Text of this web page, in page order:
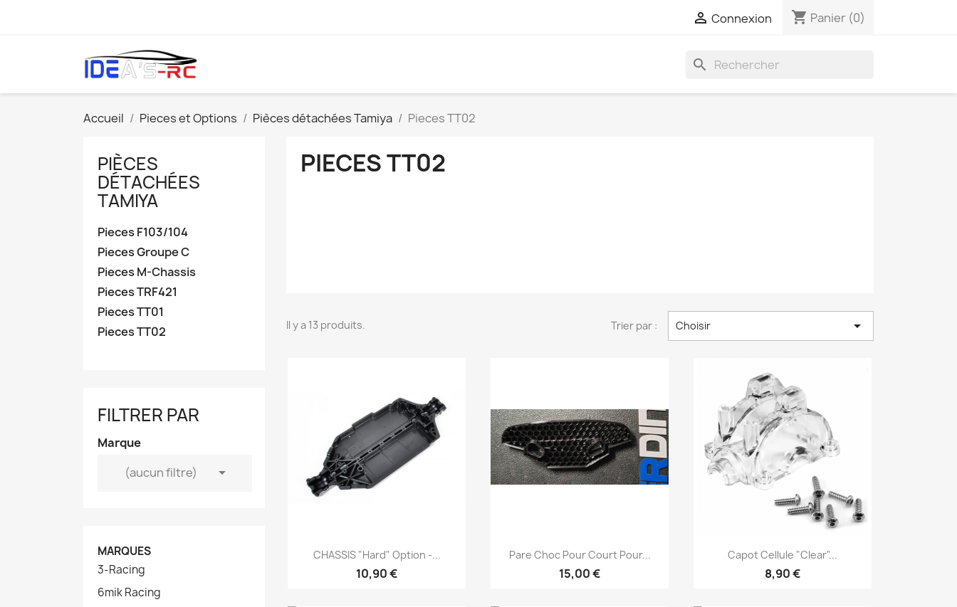
 Connexion shopping_cart Panier (0)
search
Accueil Pieces et Options Pièces détachées Tamiya Pieces TT02
PIÈCES
DÉTACHÉES
TAMIYA
Pieces F103/104
Pieces Groupe C
Pieces M-Chassis
Pieces TRF421
Pieces TT01
Pieces TT02
FILTRER PAR
Marque
(aucun filtre)

MARQUES
3-Racing
6mik Racing
PIECES TT02
Il y a 13 produits. Trier par : Choisir 
Aperçu rapide
CHASSIS "Hard" Option -...
10,90 €
Aperçu rapide
Pare Choc Pour Court Pour...
15,00 €
Aperçu rapide
Capot Cellule "Clear"...
8,90 €